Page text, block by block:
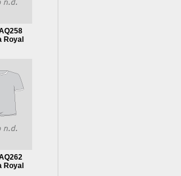
Royal
Royal